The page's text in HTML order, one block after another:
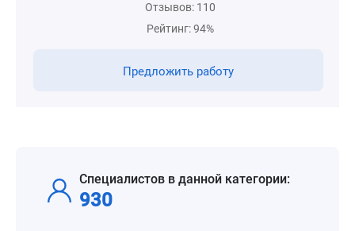
Отзывов: 110
Рейтинг: 94%
Предложить работу
Специалистов в данной категории:
930